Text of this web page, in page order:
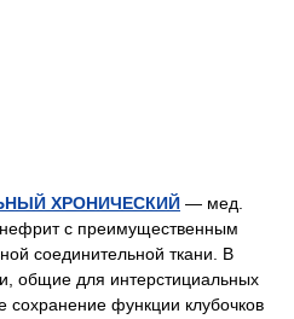
ХРОНИЧЕСКИЙ — мед.
с преимущественным
соединительной ткани. В
общие для интерстициальных
сохранение функции клубочков